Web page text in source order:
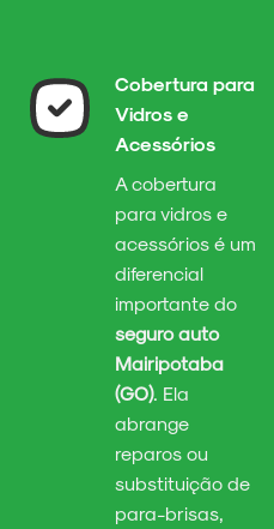
Cobertura para
Vidros e
Acessórios
A cobertura
para vidros e
acessórios é um
diferencial
importante do
seguro auto
Mairipotaba
(GO). Ela
abrange
reparos ou
substituição de
para-brisas,